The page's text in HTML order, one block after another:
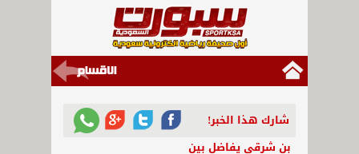
شارك هذا الخبر!
بن شرقي يفاضل بين